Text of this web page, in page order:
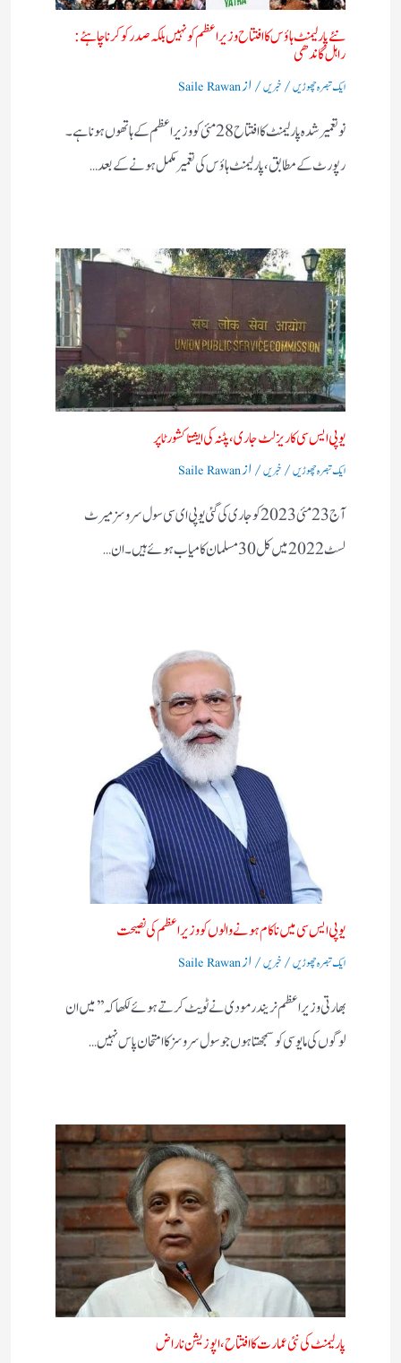
نئے پارلیمنٹ ہاؤس کا افتتاح وزیر اعظم کو نہیں بلکہ صدر کو کرنا چاہئے:
راہل گاندھی​
ایک تبصرہ چھوڑیں/ خبریں/ ازSaile Rawan
نو تعمیر شدہ پارلیمنٹ کا افتتاح 28 مئی کو وزیر اعظم کے ہاتھوں ہونا ہے۔
رپورٹ کے مطابق، پارلیمنٹ ہاؤس کی تعمیر مکمل ہونے کے بعد…
یوپی ایس سی کا ریزلٹ جاری، پٹنہ کی ایشتا کشور ٹاپر
ایک تبصرہ چھوڑیں/ خبریں/ ازSaile Rawan
آج 23 مئی 2023 کو جاری کی گئی یو پی ای سی سول سروسز میرٹ
لسٹ 2022 میں کل 30 مسلمان کامیاب ہوئے ہیں۔ ان…
یوپی ایس سی میں ناکام ہونے والوں کو وزیر اعظم کی نصیحت ​
ایک تبصرہ چھوڑیں/ خبریں/ ازSaile Rawan
بھارتی وزیر اعظم نریندر مودی نے ٹویٹ کرتے ہوئے لکھاکہ ’’میں ان
لوگوں کی مایوسی کو سمجھتا ہوں جو سول سروسز کا امتحان پاس نہیں…
پارلیمنٹ کی نئی عمارت کا افتتاح​، اپوزیشن ناراض